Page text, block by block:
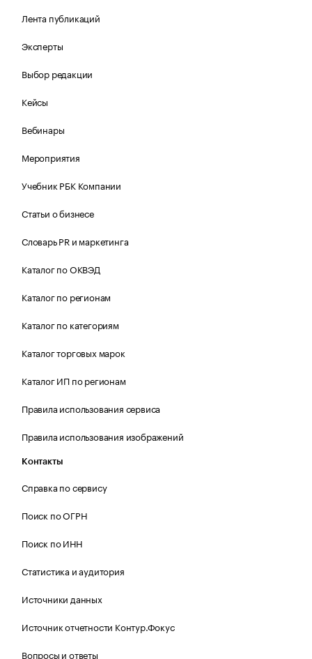
Лента публикаций
Эксперты
Выбор редакции
Кейсы
Вебинары
Мероприятия
Учебник РБК Компании
Статьи о бизнесе
Словарь PR и маркетинга
Каталог по ОКВЭД
Каталог по регионам
Каталог по категориям
Каталог торговых марок
Каталог ИП по регионам
Правила использования сервиса
Правила использования изображений
Контакты
Справка по сервису
Поиск по ОГРН
Поиск по ИНН
Статистика и аудитория
Источники данных
Источник отчетности Контур.Фокус
Вопросы и ответы